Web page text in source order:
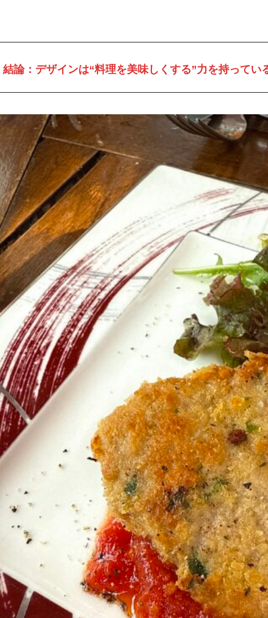
結論：デザインは“料理を美味しくする”力を持ってい